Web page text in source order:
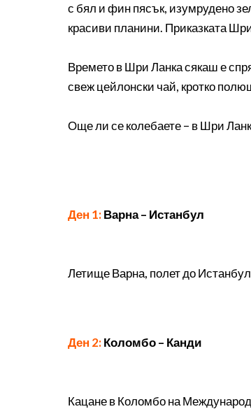
с бял и фин пясък, изумрудено
красиви планини. Приказката
Времето в Шри Ланка сякаш е
свеж цейлонски чай, кротко
Още ли се колебаете – в Шри
Ден 1:Варна– Истанбул
Летище Варна, полет до
Ден 2:Коломбо – Канди
Кацане в Коломбо на